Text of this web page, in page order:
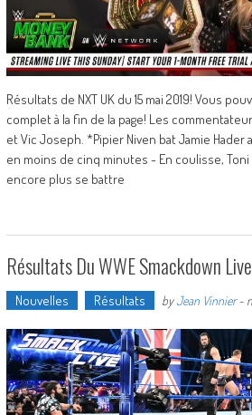
Résultats de NXT UK du 15 mai 2019! Vous
complet à la fin de la page! Les
et Vic Joseph. *Pipier Niven bat Jamie Hader
en moins de cinq minutes - En coulisse,
encore plus se battre
Résultats Du WWE Smackdown
Nouvelles Résultats byJean Vinnier-